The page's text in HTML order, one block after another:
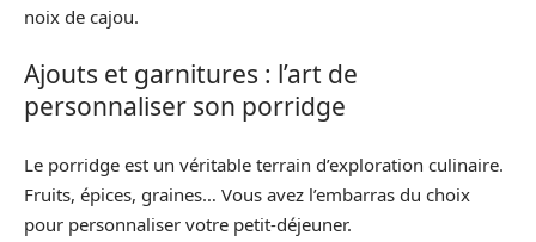
noix de cajou.
Ajouts et garnitures : l’art de
personnaliser son porridge
Le porridge est un véritable terrain d’exploration culinaire.
Fruits, épices, graines… Vous avez l’embarras du choix
pour personnaliser votre petit-déjeuner.